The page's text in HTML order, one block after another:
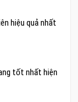
hiệu quả nhất
tốt nhất hiện